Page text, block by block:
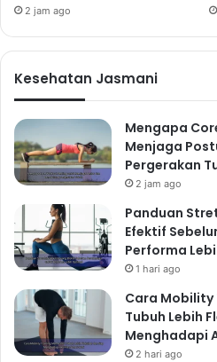
berenang, jogging, yoga, atau
Konsistensi
setiap hari atau 150 menit per
lebih penting daripada
Temukan Teman
Berolahraga bersama teman
motivasi dan membuat
Anda dapat mengajak teman
berolahraga bersama.
Istirahat yang
Waktu untuk
Memperbaiki
Tidur yang cukup sangat
2 jam ago
Kesehatan Jasmani
Mengapa
Menjaga
Pergerakan
2 jam ago
Panduan
Efektif
Performa
1 hari ago
Cara Mobility
Tubuh Lebih
Menghadapi
2 hari ago